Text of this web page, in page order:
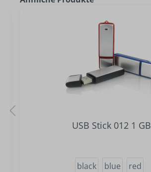
USB Stick 012 1 GB
black blue red